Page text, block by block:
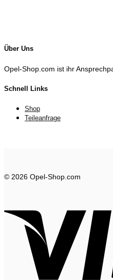
Über Uns
Opel-Shop.com ist ihr
Schnell Links
Shop
Teileanfrage
© 2026 Opel-Shop.com